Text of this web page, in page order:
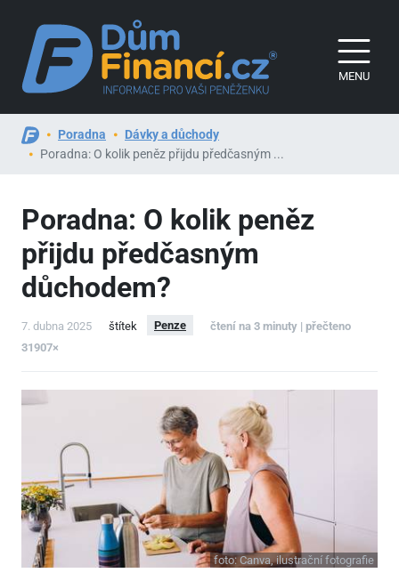
MENU
Poradna
Dávky a důchody
Poradna: O kolik peněz přijdu předčasným ...
Poradna: O kolik peněz
přijdu předčasným
důchodem?
7. dubna 2025 štítek Penze
čtení na 3 minuty | přečteno
31907×
foto:Canva, ilustrační fotografie